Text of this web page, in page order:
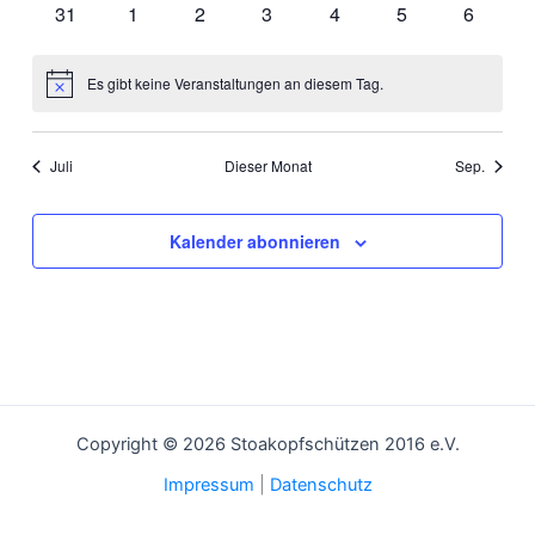
0
31
0
1
0
2
0
3
0
4
0
5
0
6
HinweisEs gibt keine Veranstaltungen an diesem Tag.
Juli Dieser Monat Sep.
Kalender abonnieren
Copyright © 2026 Stoakopfschützen 2016 e.V.
Impressum
Datenschutz